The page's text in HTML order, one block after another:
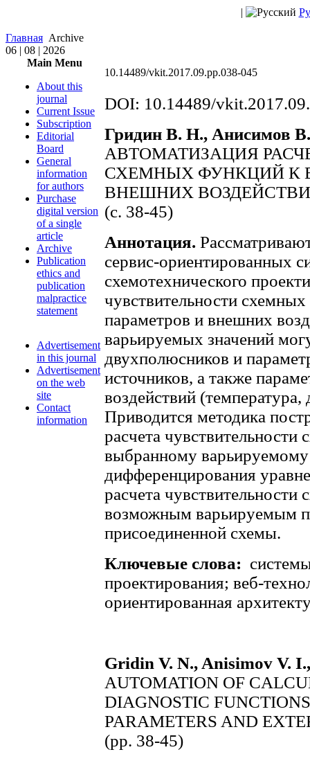
|
Главная Archive
06 | 08 | 2026
Main Menu
About this
journal
Current Issue
Subscription
Editorial
Board
General
information
for authors
Purchase
digital version
of a single
article
Archive
Publication
ethics and
publication
malpractice
statement
Advertisement
in this journal
Advertisement
on the web
site
Contact
information
10.14489/vkit.2017.09.pp.038-045
DOI: 10.14489/
Гридин В. Н., Анисимов
АВТОМАТИЗАЦИЯ
СХЕМНЫХ ФУНКЦИЙ К
ВНЕШНИХ
(c. 38-45)
Аннотация.
сервис-ориентированных
схемотехнического
чувствительности
параметров и внешних
варьируемых значений
двухполюсников и
источников, а также
воздействий
Приводится методика
расчета
выбранному
дифференцирования
расчета
возможным варьируемым
присоединенной схемы.
Ключевые слова:
проектирования; веб-
ориентированная
Gridin V. N., Anisimov V.
AUTOMATION ОF
DIAGNOSTIC
PARAMETERS AND
(pp. 38-45)